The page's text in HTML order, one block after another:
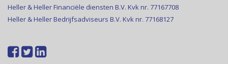
Heller & Heller Financiële diensten B.V. Kvk nr. 77167708
Heller & Heller Bedrijfsadviseurs B.V. Kvk nr. 77168127